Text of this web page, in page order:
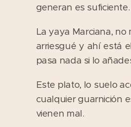
generan es
La yaya Marciana,
arriesgué y ahí está
pasa nada si lo
Este plato, lo suelo
cualquier guarnición
vienen mal.